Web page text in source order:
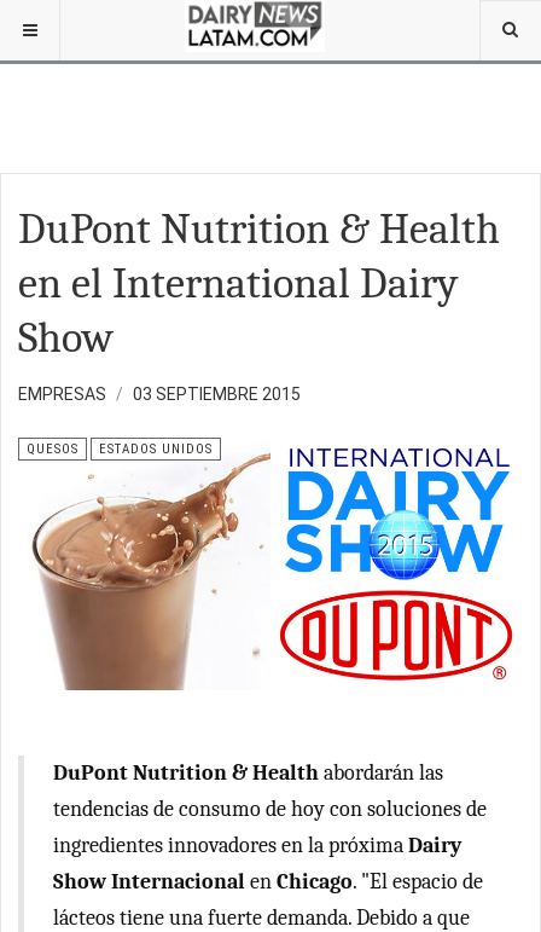
DuPont Nutrition & Health
en el International Dairy
Show
EMPRESAS 03 SEPTIEMBRE 2015
QUESOS ESTADOS UNIDOS
DuPont Nutrition & Healthabordarán las
tendencias de consumo de hoy con soluciones de
ingredientes innovadores en la próximaDairy
Show InternacionalenChicago. "El espacio de
lácteos tiene una fuerte demanda. Debido a que